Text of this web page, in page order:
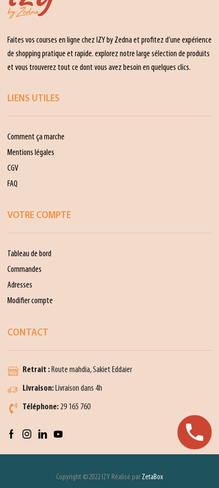
Faites vos courses en ligne chez IZY by Zedna et profitez d’une expérience
de shopping pratique et rapide. explorez notre large sélection de produits
et vous trouverez tout ce dont vous avez besoin en quelques clics.
LIENS UTILES
Comment ça marche
Mentions légales
CGV
FAQ
VOTRE COMPTE
Tableau de bord
Commandes
Adresses
Modifier compte
CONTACT
Retrait :Route mahdia, Sakiet Eddaier
Livraison:Livraison dans 4h
Téléphone: 29 165 760
Copyright ©2022 IZY Réalisé par ZetaBox